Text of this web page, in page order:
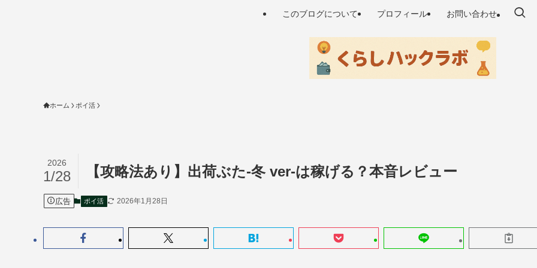
このブログについて プロフィール お問い合わせ
ホーム ポイ活
【攻略法あり】出荷ぶた-冬 ver-は稼げる？本音レビュー
2026
1/28
広告 ポイ活 2026年1月28日